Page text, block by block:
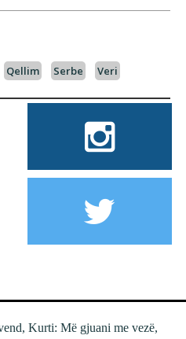
Qellim Serbe Veri
Kurti: Më gjuani me vezë,